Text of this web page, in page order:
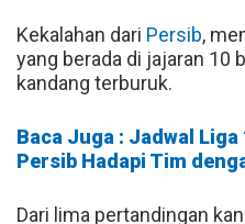
Kekalahan dari Persib,
yang berada di jajaran 10
kandang terburuk.
Baca Juga : Jadwal Liga
Persib Hadapi Tim
Dari lima pertandingan